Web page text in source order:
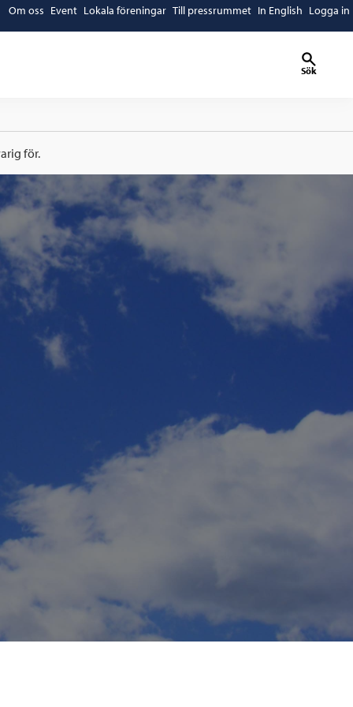
Om oss Event Lokala föreningar Till pressrummet In English Logga in
Sök
för.